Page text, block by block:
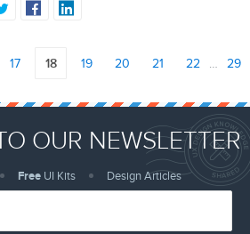
17 18 19 20 21 22 … 29
OUR NEWSLETTER
Free UI Kits Design Articles